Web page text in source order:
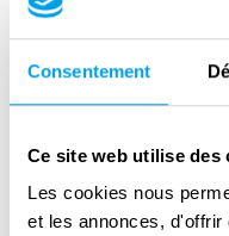
Consentement
Ce site web utilise des
Les cookies nous
et les annonces,
vader om op te
aanrecht,
herhaalde tegen
keer op keer.
De Joden van